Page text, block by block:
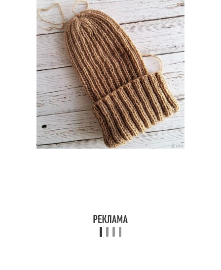
Модные шапки Вязаные шапки
Женские шапки Шапки из меха
Меховые шапки Зимние шапки